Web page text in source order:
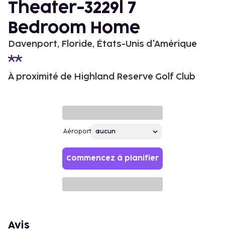
Theater-3229l 7
Bedroom Home
Davenport, Floride, États-Unis d'Amérique
À proximité de Highland Reserve Golf Club
Aéroport
Commencez à planifier
Avis